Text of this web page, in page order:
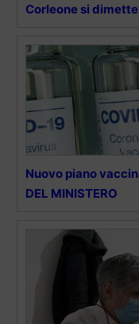
Corleone si dimette
Nuovo piano
DEL MINISTERO